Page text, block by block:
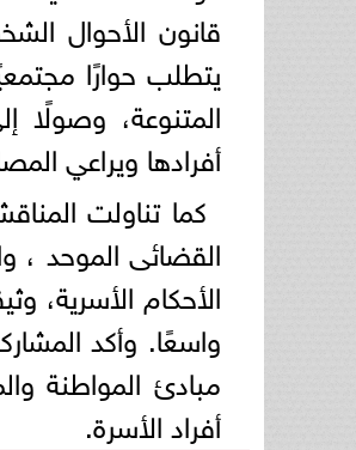
قانون الأحوال
يتطلب حوارًا
المتنوعة،
أفرادها ويراعي
كما تناولت
القضائى الموحد ،
الأحكام الأسرية،
واسعًا. وأكد
مبادئ المواطنة
أفراد الأسرة.